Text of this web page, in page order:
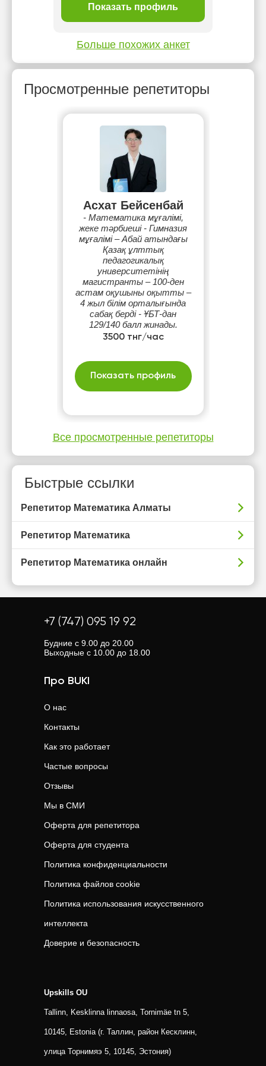
Показать профиль
Больше похожих анкет
Просмотренные репетиторы
Асхат Бейсенбай
- Математика мұғалімі,
жеке тәрбиеші - Гимназия
мұғалімі – Абай атындағы
Қазақ ұлттық
педагогикалық
университетінің
магистранты – 100-ден
астам оқушыны оқытты –
4 жыл білім орталығында
сабақ берді - ҰБТ-дан
129/140 балл жинады.
Математика: 45/45
3500 тнг/час
Показать профиль
Все просмотренные репетиторы
Быстрые ссылки
Репетитор Математика Алматы
Репетитор Математика
Репетитор Математика онлайн
+7 (747) 095 19 92
Будние с 9.00 до 20.00
Выходные с 10.00 до 18.00
Про BUKI
О нас
Контакты
Как это работает
Частые вопросы
Отзывы
Мы в СМИ
Оферта для репетитора
Оферта для студента
Политика конфиденциальности
Политика файлов cookie
Политика использования искусственного
интеллекта
Доверие и безопасность
Upskills OU
Tallinn, Kesklinna linnaosa, Tornimäe tn 5,
10145, Estonia (г. Таллин, район Кесклинн,
улица Торнимяэ 5, 10145, Эстония)